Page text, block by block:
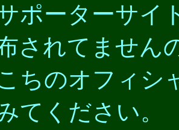
ポーターサイ
されてません
ちのオフィシ
てください。